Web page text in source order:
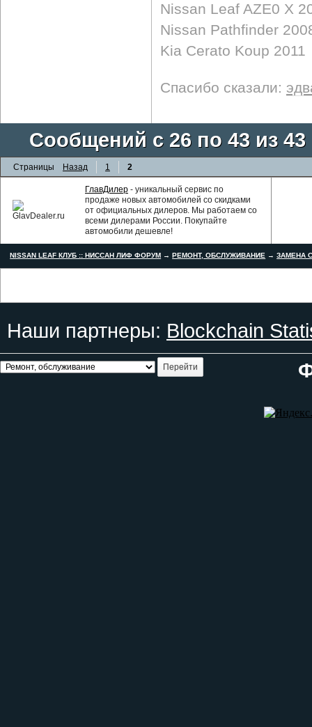
Nissan Leaf AZE0 X
Nissan Pathfinder
Kia Cerato Koup 2011
Спасибо сказали:
Сообщений с 26 по 43 из 43
Страницы Назад 1 2
ГлавДилер - уникальный сервис по
продаже новых автомобилей со скидками
от официальных дилеров. Мы работаем со
всеми дилерами России. Покупайте
автомобили дешевле!
NISSAN LEAF КЛУБ :: НИССАН ЛИФ ФОРУМ →РЕМОНТ, ОБСЛУЖИВАНИЕ →ЗАМЕНА
Наши партнеры: Blockchain